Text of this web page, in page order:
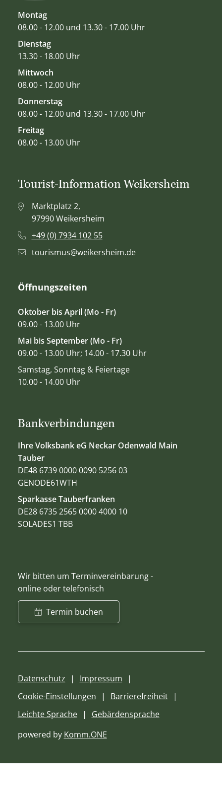
Montag
08.00 - 12.00 und 13.30 - 17.00 Uhr
Dienstag
13.30 - 18.00 Uhr
Mittwoch
08.00 - 12.00 Uhr
Donnerstag
08.00 - 12.00 und 13.30 - 17.00 Uhr
Freitag
08.00 - 13.00 Uhr
Bankverbindungen
Ihre Volksbank eG Neckar Odenwald Main
Tauber
DE48 6739 0000 0090 5256 03
GENODE61WTH
Sparkasse Tauberfranken
DE28 6735 2565 0000 4000 10
SOLADES1 TBB
Wir bitten um Terminvereinbarung -
online oder telefonisch
Termin buchen
Tourist-Information Weikersheim
Marktplatz 2,
97990 Weikersheim
+49 (0) 7934 102 55
tourismus@weikersheim.de
Öffnungszeiten
Oktober bis April (Mo - Fr)
09.00 - 13.00 Uhr
Mai bis September (Mo - Fr)
09.00 - 13.00 Uhr; 14.00 - 17.30 Uhr
Samstag, Sonntag & Feiertage
10.00 - 14.00 Uhr
Datenschutz
Impressum
Cookie-Einstellungen
Barrierefreiheit
Leichte Sprache
Gebärdensprache
powered by Komm.ONE